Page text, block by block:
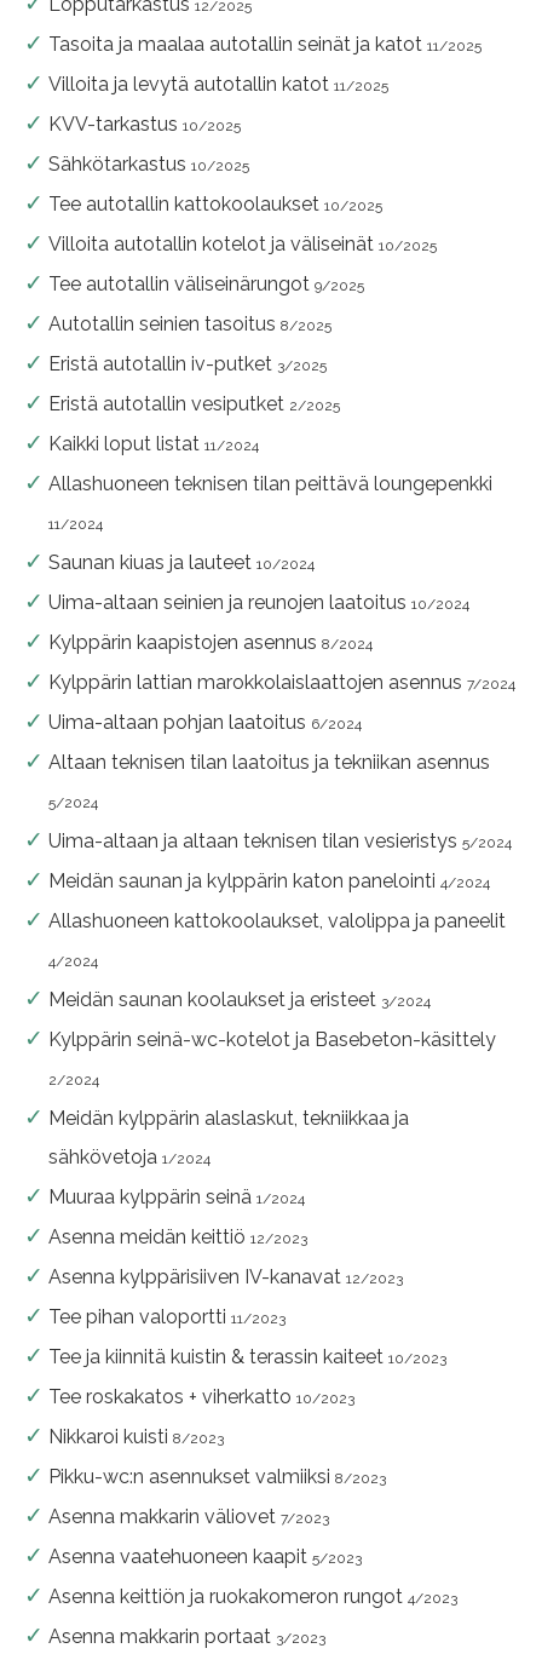
12/2025
Tasoita ja maalaa autotallin seinät ja katot 11/2025
Villoita ja levytä autotallin katot 11/2025
KVV-tarkastus 10/2025
Sähkötarkastus 10/2025
Tee autotallin kattokoolaukset 10/2025
Villoita autotallin kotelot ja väliseinät 10/2025
Tee autotallin väliseinärungot 9/2025
Autotallin seinien tasoitus 8/2025
Eristä autotallin iv-putket 3/2025
Eristä autotallin vesiputket 2/2025
Kaikki loput listat 11/2024
Allashuoneen teknisen tilan peittävä loungepenkki
11/2024
Saunan kiuas ja lauteet 10/2024
Uima-altaan seinien ja reunojen laatoitus 10/2024
Kylppärin kaapistojen asennus 8/2024
Kylppärin lattian marokkolaislaattojen asennus 7/2024
Uima-altaan pohjan laatoitus 6/2024
Altaan teknisen tilan laatoitus ja tekniikan asennus
5/2024
Uima-altaan ja altaan teknisen tilan vesieristys 5/2024
Meidän saunan ja kylppärin katon panelointi 4/2024
Allashuoneen kattokoolaukset, valolippa ja paneelit
4/2024
Meidän saunan koolaukset ja eristeet 3/2024
Kylppärin seinä-wc-kotelot ja Basebeton-käsittely
2/2024
Meidän kylppärin alaslaskut, tekniikkaa ja
sähkövetoja 1/2024
Muuraa kylppärin seinä 1/2024
Asenna meidän keittiö 12/2023
Asenna kylppärisiiven IV-kanavat 12/2023
Tee pihan valoportti 11/2023
Tee ja kiinnitä kuistin & terassin kaiteet 10/2023
Tee roskakatos + viherkatto 10/2023
Nikkaroi kuisti 8/2023
Pikku-wc:n asennukset valmiiksi 8/2023
Asenna makkarin väliovet 7/2023
Asenna vaatehuoneen kaapit 5/2023
Asenna keittiön ja ruokakomeron rungot 4/2023
Asenna makkarin portaat 3/2023